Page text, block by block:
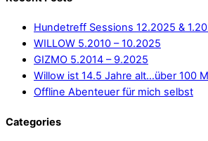
Hundetreff Sessions 12.2025 &
WILLOW 5.2010 – 10.2025
GIZMO 5.2014 – 9.2025
Willow ist 14.5 Jahre alt…über 100
Offline Abenteuer für mich selbst
Categories